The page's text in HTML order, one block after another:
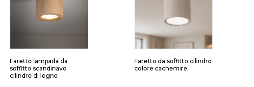
Faretto lampada da
soffitto scandinavo
cilindro di legno
Faretto da soffitto cilindro
colore cachemire